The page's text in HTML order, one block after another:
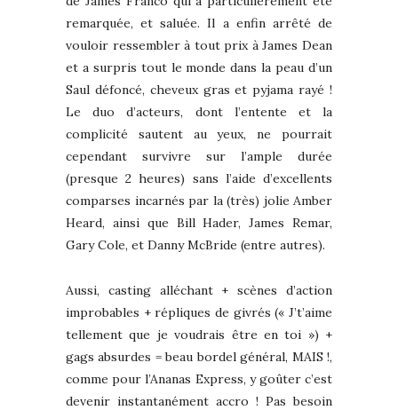
remarquée, et saluée. Il a enfin arrêté de
vouloir ressembler à tout prix à James Dean
et a surpris tout le monde dans la peau d’un
Saul défoncé, cheveux gras et pyjama rayé !
Le duo d’acteurs, dont l’entente et la
complicité sautent au yeux, ne pourrait
cependant survivre sur l’ample durée
(presque 2 heures) sans l’aide d’excellents
comparses incarnés par la (très) jolie Amber
Heard, ainsi que Bill Hader, James Remar,
Gary Cole, et Danny McBride (entre autres).
Aussi, casting alléchant + scènes d’action
improbables + répliques de givrés (« J’t’aime
tellement que je voudrais être en toi ») +
gags absurdes = beau bordel général, MAIS !,
comme pour l’Ananas Express, y goûter c’est
devenir instantanément accro ! Pas besoin